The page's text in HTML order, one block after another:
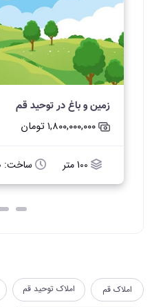
زمین و باغ در توحید قم
ساخت: 0
املاک قم املاک توحید قم